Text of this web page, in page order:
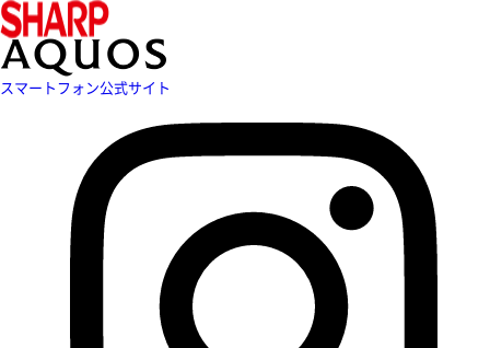
スマートフォン公式サイト